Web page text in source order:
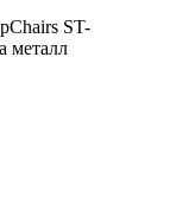
ST-
металл